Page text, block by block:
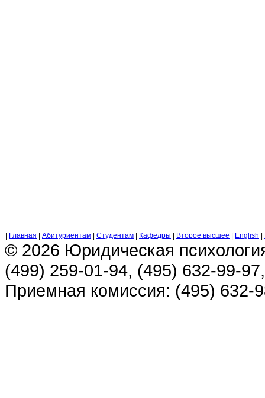
Главная Абитуриентам Студентам Кафедры Второе высшее English
© 2026 Юридическая
(499) 259-01-94, (495) 632-99-
Приемная комиссия: (495) 632-